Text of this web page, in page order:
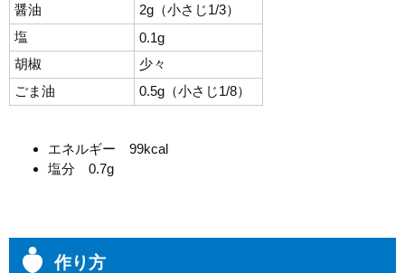
醤油
2g（小さじ1/3）
塩
0.1g
胡椒
少々
ごま油
0.5g（小さじ1/8）
エネルギー 99kcal
塩分 0.7g
作り方